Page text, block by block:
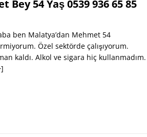
Bey 54 Yaş 0539 936 65 85
ben Malatya’dan Mehmet 54
Özel sektörde çalışıyorum.
kaldı. Alkol ve sigara hiç kullanmadım.